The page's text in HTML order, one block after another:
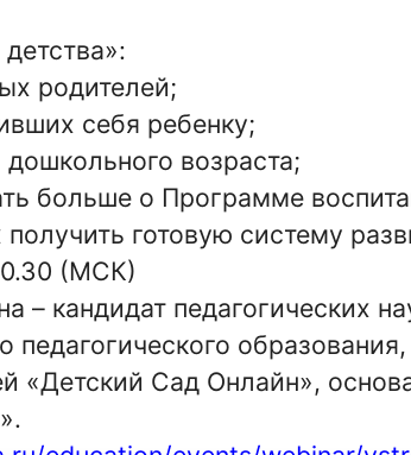
родителей;
себя ребенку;
возраста;
о Программе
готовую систему
(МСК)
– кандидат педагогических
образования,
«Детский Сад Онлайн»,